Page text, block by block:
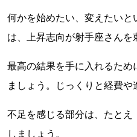
何かを始めたい、変えたい
は、上昇志向が射手座さんを
最高の結果を手に入れるため
ましょう。じっくりと経費や
不足を感じる部分は、たと
しましょう。